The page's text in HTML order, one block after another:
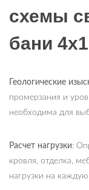
схемы
бани
Геологические
промерзания и
необходима для
Расчет нагрузки:
кровля, отделка,
нагрузки на